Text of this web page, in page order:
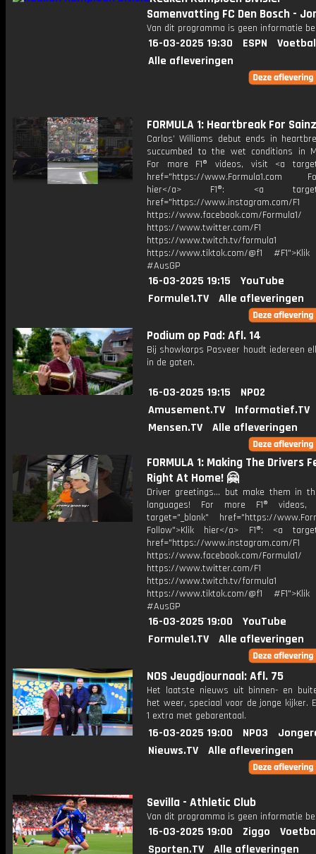
Samenvatting FC Den Bosch -
Van dit programma is geen informatie
16-03-2025 19:30 ESPN
Alle afleveringen
FORMULA 1: Heartbreak For
Carlos’ Williams debut ends in
succumbed to the wet conditions in
For more F1® videos, visit <a
href="https://www.Formula1.com
hier</a> F1®: <a
href="https://www.instagram.com/F1
https://www.facebook.com/Formula1/
https://www.twitter.com/F1
https://www.twitch.tv/formula1
https://www.tiktok.com/@f1
#AusGP
16-03-2025 19:15
YouTube
Formule1.TV
Alle afleveringen
Podium op Pad: Afl. 14
Bij showkorps Pasveer houdt iedereen
in de gaten.
16-03-2025 19:15
NPO2
Amusement.TV
Informatief.TV
Mensen.TV
Alle afleveringen
FORMULA 1: Making The Drivers
Right At Home! 🤗
Driver greetings... but make them in
languages! For more F1®
target="_blank" href="https://
Follow">Klik hier</a> F1®: <a
href="https://www.instagram.com/F1
https://www.facebook.com/Formula1/
https://www.twitter.com/F1
https://www.twitch.tv/formula1
https://www.tiktok.com/@f1
#AusGP
16-03-2025 19:00
YouTube
Formule1.TV
Alle afleveringen
NOS Jeugdjournaal: Afl. 75
Het laatste nieuws uit binnen- en
het weer, speciaal voor de jonge kijker.
1 extra met gebarentaal.
16-03-2025 19:00 NPO3
Nieuws.TV
Alle afleveringen
Sevilla - Athletic Club
Van dit programma is geen informatie
16-03-2025 19:00 Ziggo
Sporten.TV
Alle afleveringen